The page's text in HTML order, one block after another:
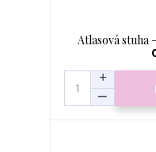
Atlasová stuha